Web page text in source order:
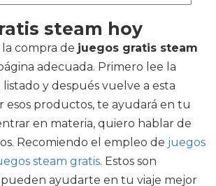
steam hoy
compra de juegos gratis steam
adecuada. Primero lee la
y después vuelve a esta
esos productos, te ayudará en tu
en materia, quiero hablar de
Recomiendo el empleo de juegos
steam gratis. Estos son
ayudarte en tu viaje mejor